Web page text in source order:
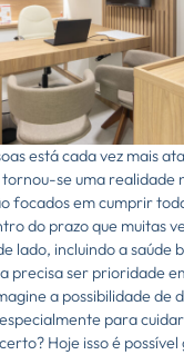
está cada vez mais
se uma realidade
focados em cumprir
do prazo que muitas
lado, incluindo a saúde
precisa ser prioridade
a possibilidade de
para
Hoje isso é